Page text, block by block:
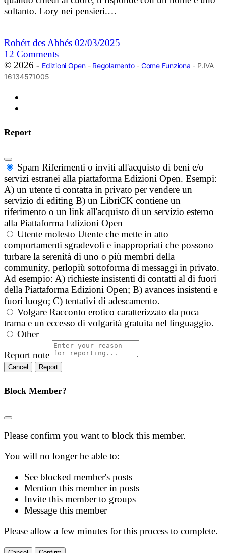
soltanto. Lory nei pensieri.…
Robért des Abbés 02/03/2025
12 Comments
© 2026 - Edizioni Open- Regolamento- Come Funziona - P.IVA
16134571005
Report
Spam Riferimenti o inviti all'acquisto di beni e/o
servizi estranei alla piattaforma Edizioni Open. Esempi:
A) un utente ti contatta in privato per vendere un
servizio di editing B) un LibriCK contiene un
riferimento o un link all'acquisto di un servizio esterno
alla Piattaforma Edizioni Open
Utente molesto Utente che mette in atto
comportamenti sgradevoli e inappropriati che possono
turbare la serenità di uno o più membri della
community, perlopiù sottoforma di messaggi in privato.
Ad esempio: A) richieste insistenti di contatti al di fuori
della Piattaforma Edizioni Open; B) avances insistenti e
fuori luogo; C) tentativi di adescamento.
Volgare Racconto erotico caratterizzato da poca
trama e un eccesso di volgarità gratuita nel linguaggio.
Other
Report note
Report
Block Member?
Please confirm you want to block this member.
You will no longer be able to:
See blocked member's posts
Mention this member in posts
Invite this member to groups
Message this member
Please allow a few minutes for this process to complete.